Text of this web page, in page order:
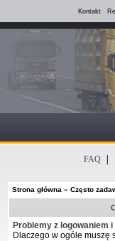
Kontakt
FAQ
Strona główna »Często
Problemy z logowaniem
Dlaczego w ogóle muszę